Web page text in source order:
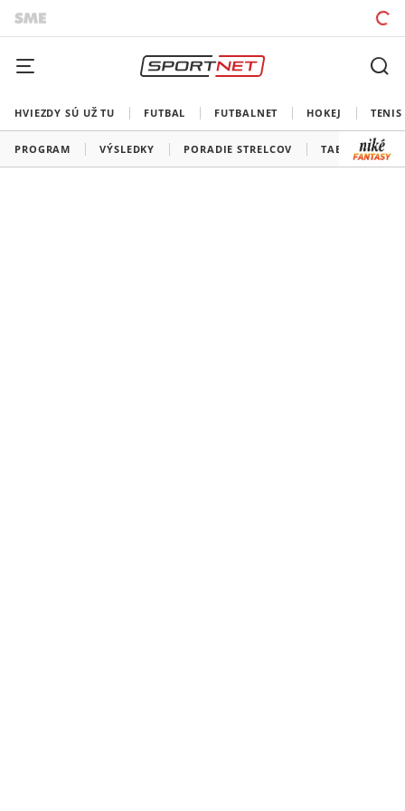
HVIEZDY SÚ UŽ TU FUTBAL FUTBALNET HOKEJ TENIS
PROGRAM VÝSLEDKY PORADIE STRELCOV TABUĽKY A